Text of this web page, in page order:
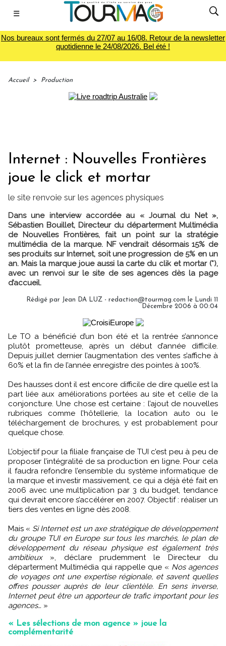
☰
Nos bureaux sont fermés du 27/07 au 16/08. Retour de la newsletter
quotidienne le 24/08/2026. Bel été !
Accueil > Production
Internet : Nouvelles Frontières
joue le click et mortar
le site renvoie sur les agences physiques
Dans une interview accordée au « Journal du Net »,
Sébastien Bouillet, Directeur du départerment Multimédia
de Nouvelles Frontières, fait un point sur la stratégie
multimédia de la marque. NF vendrait désormais 15% de
ses produits sur Internet, soit une progression de 5% en un
an. Mais la marque joue aussi la carte du clik et mortar (*),
avec un renvoi sur le site de ses agences dès la page
d’accueil.
Rédigé par Jean DA LUZ - redaction@tourmag.com le Lundi 11
Décembre 2006 à 00:04
Le TO a bénéficié d’un bon été et la rentrée s’annonce
plutôt prometteuse, après un début d’année difficile.
Depuis juillet dernier l’augmentation des ventes s’affiche à
60% et la fin de l’année enregistre des pointes à 100%.
Des hausses dont il est encore difficile de dire quelle est la
part liée aux améliorations portées au site et celle de la
conjoncture. Une chose est certaine : l’ajout de nouvelles
rubriques comme l’hôtellerie, la location auto ou le
téléchargement de brochures, y est probablement pour
quelque chose.
L’objectif pour la filiale française de TUI c’est peu à peu de
proposer l’intégralité de sa production en ligne. Pour cela
il faudra refondre l’ensemble du système informatique de
la marque et investir massivement, ce qui a déjà été fait en
2006 avec une multiplication par 3 du budget, tendance
qui devrait encore s’accélérer en 2007. Objectif : réaliser un
tiers des ventes en ligne dès 2008.
Mais « Si Internet est un axe stratégique de développement
du groupe TUI en Europe sur tous les marchés, le plan de
développement du réseau physique est également très
ambitieux», déclare prudemment le Directeur du
départerment Multimédia qui rappelle que « Nos agences
de voyages ont une expertise régionale, et savent quelles
offres pousser auprès de leur clientèle. En sens inverse,
Internet peut être un apporteur de trafic important pour les
agences… »
« Les sélections de mon agence » joue la
complémentarité